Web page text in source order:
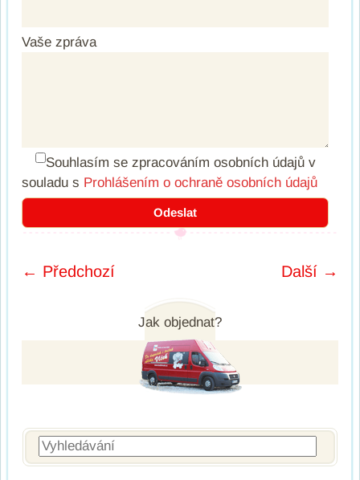
Vaše zpráva
Souhlasím se zpracováním osobních údajů v
souladu s Prohlášením o ochraně osobních údajů
← Předchozí Další →
Jak objednat?
Vyhledávání